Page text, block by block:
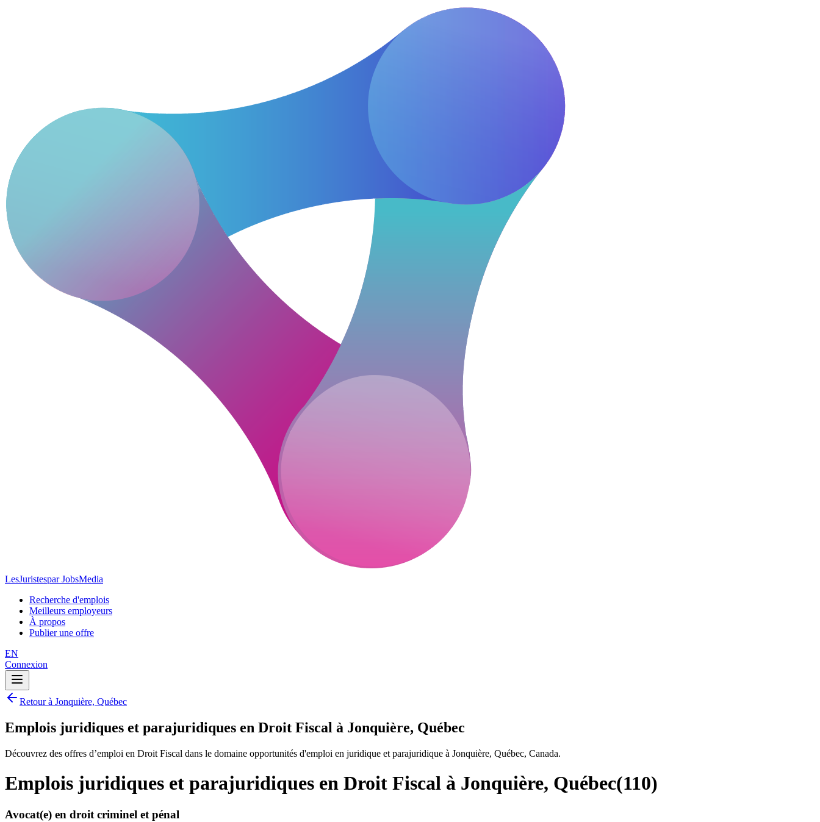
LesJuristespar JobsMedia
Recherche d'emplois
Meilleurs employeurs
À propos
Publier une offre
EN
Connexion
Retour à Jonquière, Québec
Emplois juridiques et parajuridiques en Droit Fiscal à Jonquière, Québec
Découvrez des offres d’emploi en Droit Fiscal dans le domaine opportunités d'emploi en juridique et parajuridique à Jonquière, Québec, Canada.
Emplois juridiques et parajuridiques en Droit Fiscal à Jonquière, Québec(110)
Avocat(e) en droit criminel et pénal